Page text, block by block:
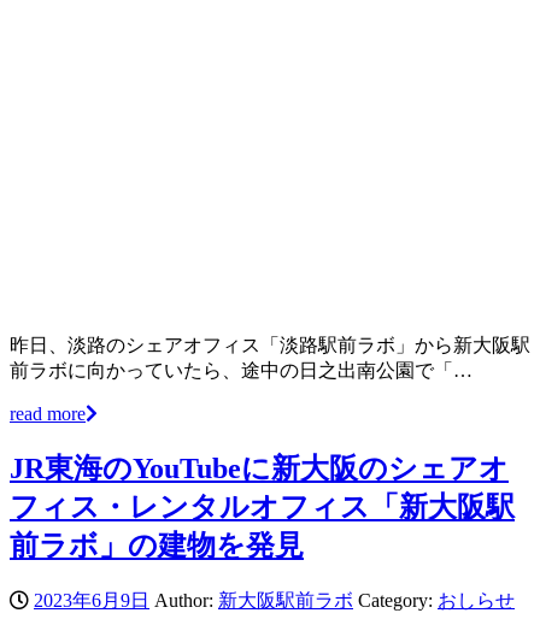
昨日、淡路のシェアオフィス「淡路駅前ラボ」から新大阪駅
前ラボに向かっていたら、途中の日之出南公園で「…
read more
JR東海のYouTubeに新大阪のシェアオ
フィス・レンタルオフィス「新大阪駅
前ラボ」の建物を発見
2023年6月9日 Author: 新大阪駅前ラボ Category: おしらせ